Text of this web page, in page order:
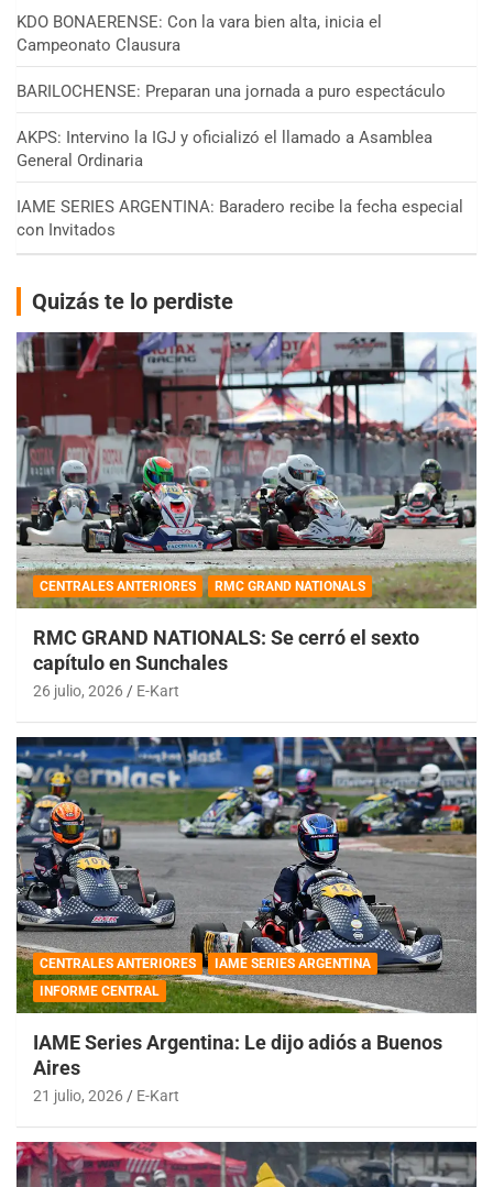
KDO BONAERENSE: Con la vara bien alta, inicia el
Campeonato Clausura
BARILOCHENSE: Preparan una jornada a puro espectáculo
AKPS: Intervino la IGJ y oficializó el llamado a Asamblea
General Ordinaria
IAME SERIES ARGENTINA: Baradero recibe la fecha especial
con Invitados
Quizás te lo perdiste
CENTRALES ANTERIORES RMC GRAND NATIONALS
RMC GRAND NATIONALS: Se cerró el sexto
capítulo en Sunchales
26 julio, 2026 E-Kart
CENTRALES ANTERIORES
IAME SERIES ARGENTINA
INFORME CENTRAL
IAME Series Argentina: Le dijo adiós a Buenos
Aires
21 julio, 2026 E-Kart